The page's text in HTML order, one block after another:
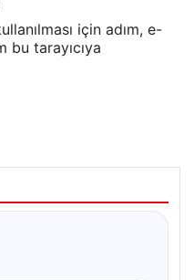
için adım, e-
bu tarayıcıya